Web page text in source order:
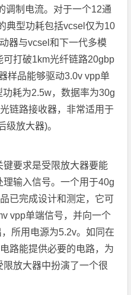
调制电流。对于一个12通
典型功耗包括vcsel仅为10
器与vcsel和下一代多模
打破1km光纤链路20gbp
样品能够驱动3.0v vpp单
耗为2.5w，数据率为30g
链路接收器，非常适用于
级放大器)。
要求是受限放大器要能
输入信号。一个用于40g
已完成设计和测定，它可
vpp单端信号，并向一个
所用电源为5.2v。如同在
路能提供必要的电路，为
放大器中扮演了一个很